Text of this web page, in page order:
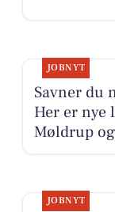
JOBNYT
Savner du
Her er nye
Møldrup
JOBNYT